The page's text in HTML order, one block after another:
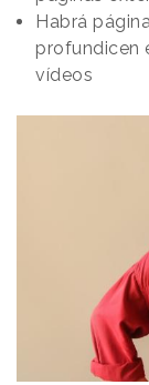
Habrá
profundicen
vídeos